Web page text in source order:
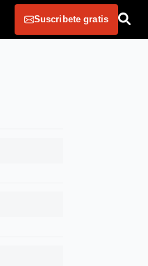
Suscribete gratis